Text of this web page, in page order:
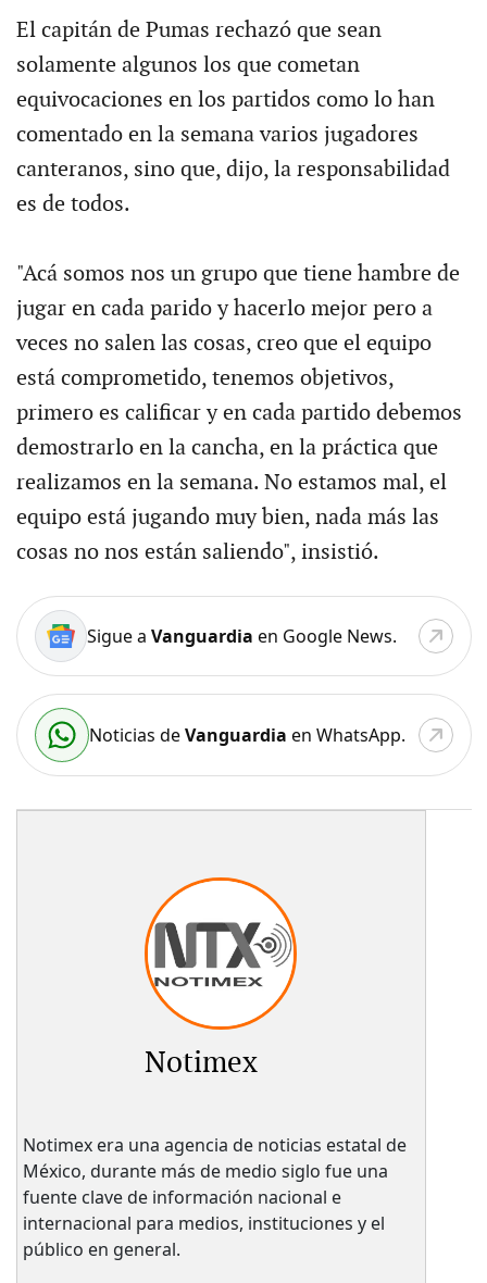
El capitán de Pumas rechazó que sean
solamente algunos los que cometan
equivocaciones en los partidos como lo han
comentado en la semana varios jugadores
canteranos, sino que, dijo, la responsabilidad
es de todos.
"Acá somos nos un grupo que tiene hambre de
jugar en cada parido y hacerlo mejor pero a
veces no salen las cosas, creo que el equipo
está comprometido, tenemos objetivos,
primero es calificar y en cada partido debemos
demostrarlo en la cancha, en la práctica que
realizamos en la semana. No estamos mal, el
equipo está jugando muy bien, nada más las
cosas no nos están saliendo", insistió.
Sigue a Vanguardia en Google News.
Noticias deVanguardia en WhatsApp.
Notimex
Notimex era una agencia de noticias estatal de
México, durante más de medio siglo fue una
fuente clave de información nacional e
internacional para medios, instituciones y el
público en general.